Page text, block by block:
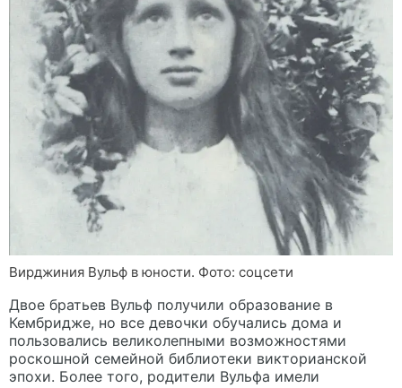
Вирджиния Вульф в юности. Фото: соцсети
Двое братьев Вульф получили образование в
Кембридже, но все девочки обучались дома и
пользовались великолепными возможностями
роскошной семейной библиотеки викторианской
эпохи. Более того, родители Вульфа имели